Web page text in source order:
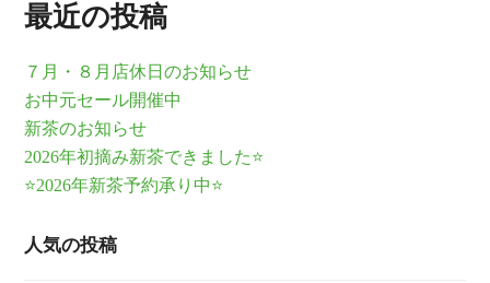
最近の投稿
７月・８月店休日のお知らせ
お中元セール開催中
新茶のお知らせ
2026年初摘み新茶できました⭐
⭐2026年新茶予約承り中⭐
人気の投稿